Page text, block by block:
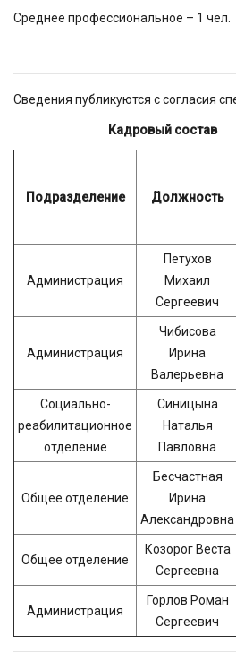
Среднее профессиональное – 1 чел.
Сведения публикуются с согласия
Кадровый состав
Подразделение Должность
Администрация
Петухов
Михаил
Сергеевич
Администрация
Чибисова
Ирина
Валерьевна
Социально-
реабилитационное
отделение
Синицына
Наталья
Павловна
Общее отделение
Бесчастная
Ирина
Александровна
Общее отделение
Козорог Веста
Сергеевна
Администрация
Горлов Роман
Сергеевич